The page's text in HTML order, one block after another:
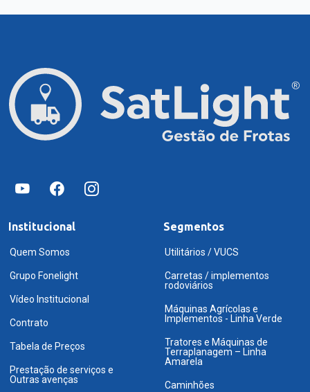
Institucional
Quem Somos
Grupo Fonelight
Vídeo Institucional
Contrato
Tabela de Preços
Prestação de serviços e
Outras avenças
Segmentos
Utilitários / VUCS
Carretas / implementos
rodoviários
Máquinas Agrícolas e
Implementos - Linha Verde
Tratores e Máquinas de
Terraplanagem – Linha
Amarela
Caminhões